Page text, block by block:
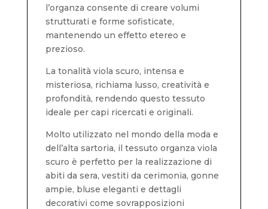
l’organza consente di creare volumi
strutturati e forme sofisticate,
mantenendo un effetto etereo e
prezioso.
La tonalità viola scuro, intensa e
misteriosa, richiama lusso, creatività e
profondità, rendendo questo tessuto
ideale per capi ricercati e originali.
Molto utilizzato nel mondo della moda e
dell’alta sartoria, il tessuto organza viola
scuro è perfetto per la realizzazione di
abiti da sera, vestiti da cerimonia, gonne
ampie, bluse eleganti e dettagli
decorativi come sovrapposizioni